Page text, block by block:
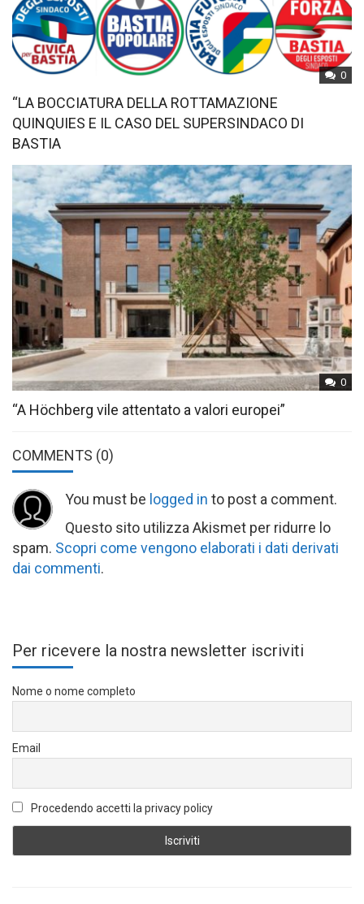
0
“LA BOCCIATURA DELLA ROTTAMAZIONE
QUINQUIES E IL CASO DEL SUPERSINDACO DI
BASTIA
0
“A Höchberg vile attentato a valori europei”
COMMENTS (0)
You must be logged in to post a comment.
Questo sito utilizza Akismet per ridurre lo
spam. Scopri come vengono elaborati i dati derivati
dai commenti.
Per ricevere la nostra newsletter iscriviti
Nome o nome completo
Email
Procedendo accetti la privacy policy